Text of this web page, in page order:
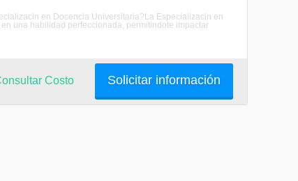
en Docencia Universitaria?La Especializacin en
una habilidad perfeccionada, permitindote impactar
Solicitar información
Costo